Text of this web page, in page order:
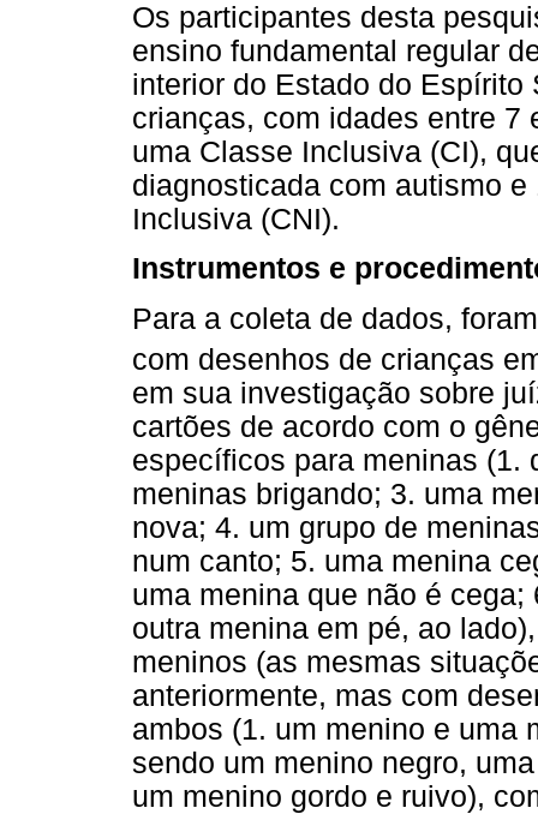
Os participantes desta
ensino fundamental regular
interior do Estado do Espírito
crianças, com idades entre 7
uma Classe Inclusiva (CI),
diagnosticada com autismo
Inclusiva (CNI).
Instrumentos e
Para a coleta de dados,
com desenhos de crianças
em sua investigação sobre
cartões de acordo com o
específicos para meninas (1.
meninas brigando; 3. uma
nova; 4. um grupo de
num canto; 5. uma menina
uma menina que não é
outra menina em pé, ao
meninos (as mesmas
anteriormente, mas com
ambos (1. um menino e uma
sendo um menino negro,
um menino gordo e ruivo),